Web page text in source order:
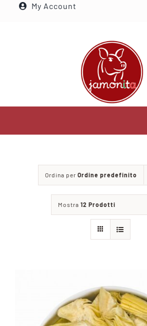
Salta
My Account
Settori che serviamo
Visita il nostro shop
Contattaci
Ordina per Ordine predefinito
Mostra 12 Prodotti